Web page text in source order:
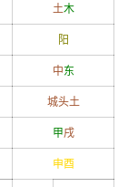
土木
阳
中东
城头土
甲戌
申酉